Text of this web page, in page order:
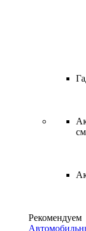
Рекомендуем